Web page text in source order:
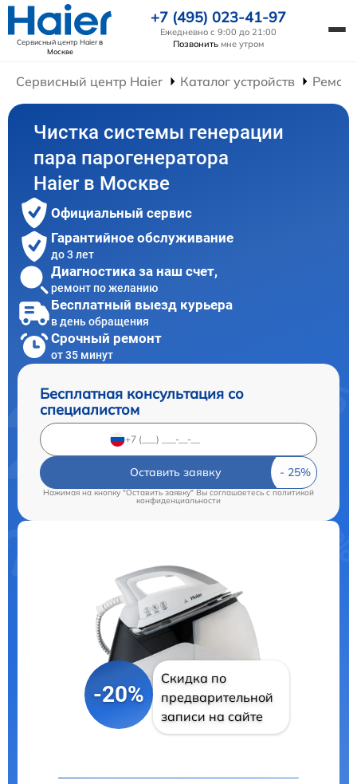
Сервисный центр Haierв
Москве
+7 (495) 023-41-97
Ежедневно с 9:00 до 21:00
Позвонить мне утром
Сервисный центр Haier Каталог устройств
Чистка системы генерации
пара парогенератора
Haier в Москве
Официальный сервис
Гарантийное обслуживание
до 3 лет
Диагностика за наш счет,
ремонт по желанию
Бесплатный выезд курьера
в день обращения
Срочный ремонт
от 35 минут
Бесплатная консультация со
специалистом
Оставить заявку
Нажимая на кнопку "Оставить заявку" Вы соглашаетесь cполитикой
конфиденциальности
-20%
Скидка по
предварительной
записи на сайте